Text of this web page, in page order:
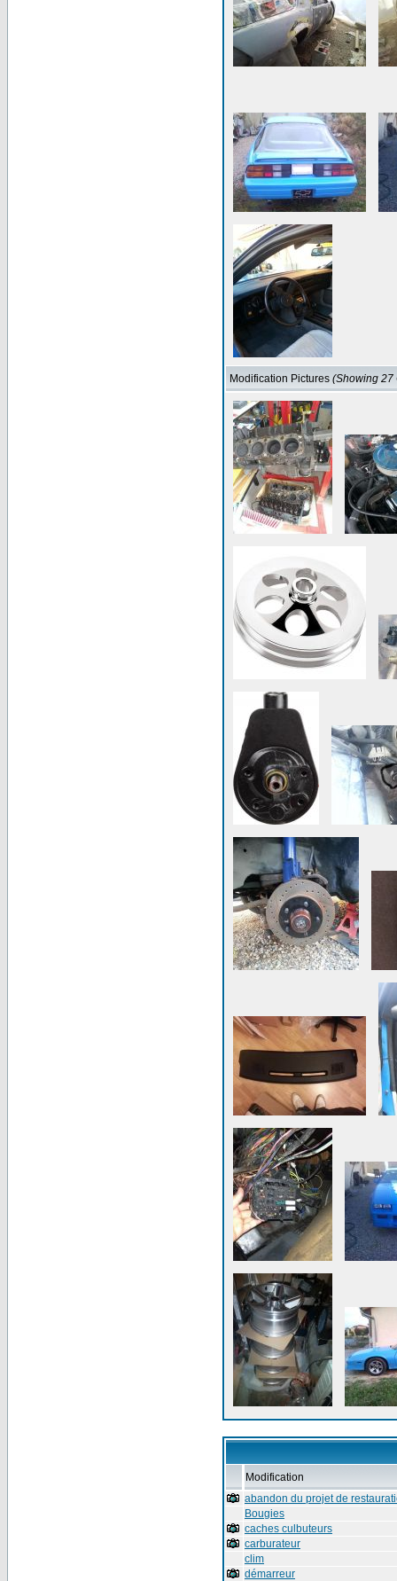
Modification Pictures (Showing 27
Modification
abandon du projet de
Bougies
caches culbuteurs
carburateur
clim
démarreur